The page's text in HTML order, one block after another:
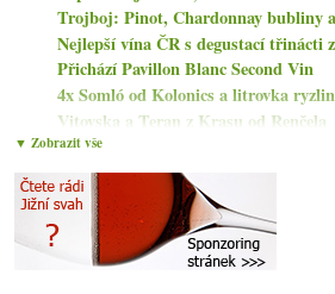
Trojboj: Pinot, Chardonnay bubliny
Nejlepší vína ČR s degustací třinácti
Přichází Pavillon Blanc Second Vin
4x Somló od Kolonics a litrovka
Vitovska a Teran z Krasu od Renčela
Jakob Jung a trojice chutných
Který obal na víno je za vás nejhorší?
Třikrát Riesling vždy s komplikací při
Novinky, novely, salon vín a další
Tři úrovně ryzlinku od Trimbacha
Vybouchla mi vinná chladnička.
▼ Zobrazit vše